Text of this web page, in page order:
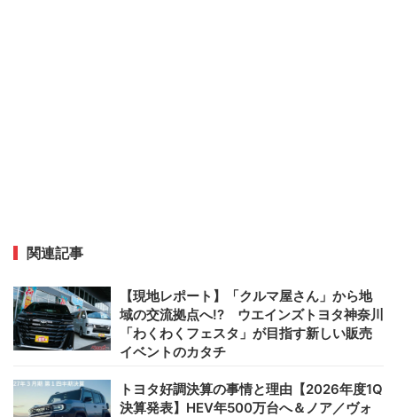
関連記事
【現地レポート】「クルマ屋さん」から地
域の交流拠点へ!? ウエインズトヨタ神奈川
「わくわくフェスタ」が目指す新しい販売
イベントのカタチ
トヨタ好調決算の事情と理由【2026年度1Q
決算発表】HEV年500万台へ＆ノア／ヴォ